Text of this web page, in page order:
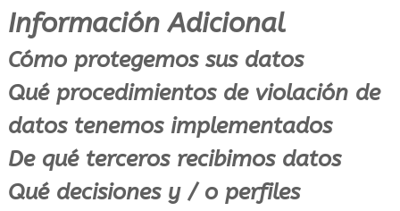
Información Adicional
Cómo protegemos sus datos
Qué procedimientos de violación de
datos tenemos implementados
De qué terceros recibimos datos
Qué decisiones y / o perfiles